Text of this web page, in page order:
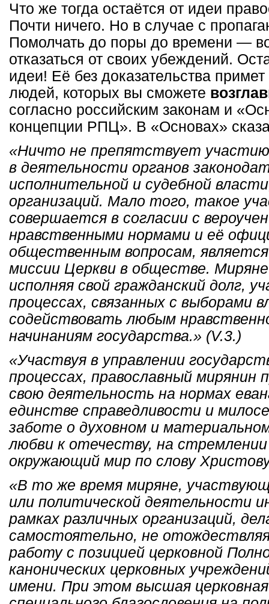
Что же тогда остаётся от идеи
Почти ничего. Но в случае с
Помолчать до поры до времени —
отказаться от своих убеждений.
идеи! Её без доказательства
людей, которых вы сможете
согласно российским законам и
концепции РПЦ». В «Основах»
«Ничто не препятствует участию
в деятельности органов
исполнительной и судебной
организаций. Мало того, такое
совершается в согласии с
нравственными нормами и её
общественным вопросам,
миссии Церкви в обществе.
исполняя свой гражданский долг,
процессах, связанных с выборами
содействовать любым
начинаниям государства.» (V.3.)
«Участвуя в управлении
процессах, православный мирянин
свою деятельность на нормах
единстве справедливости и
заботе о духовном и
любви к отечеству, на
окружающий мир по слову
«В то же время миряне,
или политической деятельности
рамках различных организаций,
самостоятельно, не
работу с позицией церковной
канонических церковных
имени. При этом высшая